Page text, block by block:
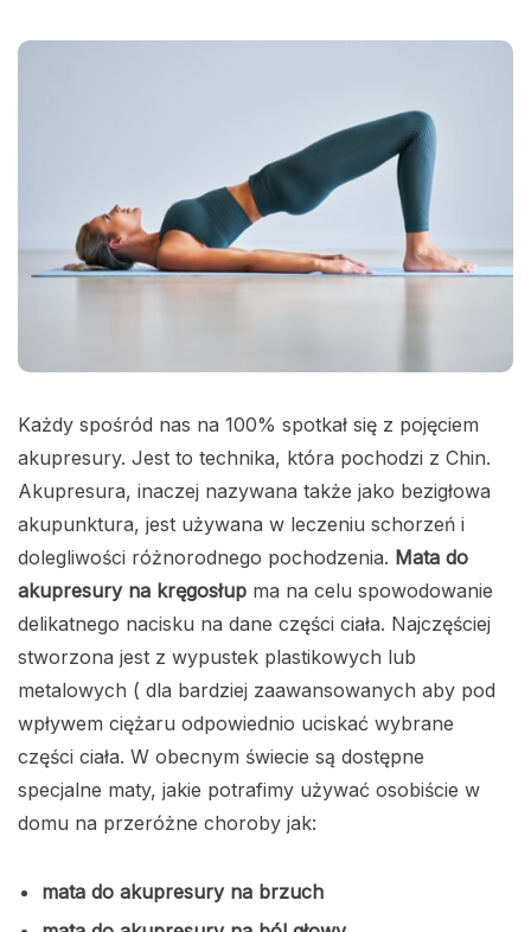
Każdy spośród nas na 100% spotkał się z pojęciem
akupresury. Jest to technika, która pochodzi z Chin.
Akupresura, inaczej nazywana także jako bezigłowa
akupunktura, jest używana w leczeniu schorzeń i
dolegliwości różnorodnego pochodzenia. Mata do
akupresury na kręgosłup ma na celu spowodowanie
delikatnego nacisku na dane części ciała. Najczęściej
stworzona jest z wypustek plastikowych lub
metalowych ( dla bardziej zaawansowanych aby pod
wpływem ciężaru odpowiednio uciskać wybrane
części ciała. W obecnym świecie są dostępne
specjalne maty, jakie potrafimy używać osobiście w
domu na przeróżne choroby jak:
mata do akupresury na brzuch